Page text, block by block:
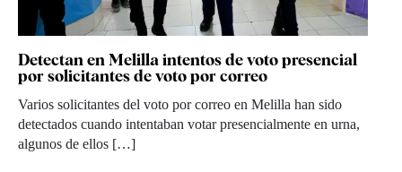
Detectan en Melilla intentos de voto presencial
por solicitantes de voto por correo
Varios solicitantes del voto por correo en Melilla han sido
detectados cuando intentaban votar presencialmente en urna,
algunos de ellos […]